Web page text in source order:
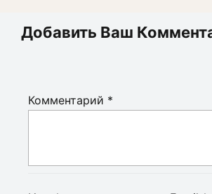
Добавить Ваш
Комментарий *